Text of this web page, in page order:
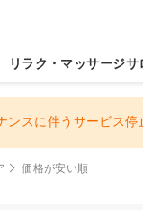
リラク・マッサージサ
ンスに伴うサービス
価格が安い順